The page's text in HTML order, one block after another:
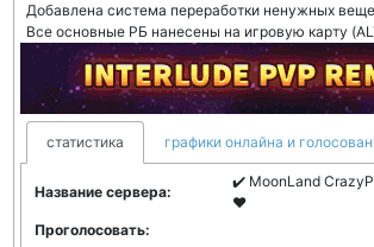
Добавлена система переработки ненужных
Все основные РБ нанесены на игровую карту
статистика графики онлайна и
Название сервера:
✔️ MoonLand
❤
Проголосовать: